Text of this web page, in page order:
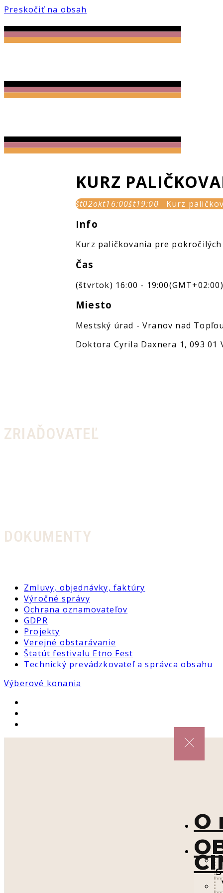
Preskočiť na obsah
KURZ
št02okt16:00št19:00 Kurz
Info
Kurz paličkovania pre
Čas
(štvrtok) 16:00 - 19:00(GMT+02:00)
Miesto
Mestský úrad - Vranov nad
Doktora Cyrila Daxnera 1, 093 01
ZRIAĎOVATEĽ
DOKUMENTY
Zmluvy, objednávky, faktúry
Výročné správy
Ochrana oznamovateľov
GDPR
Projekty
Verejné obstarávanie
Štatút festivalu Etno Fest
Technický prevádzkovateľ a správca obsahu
Výberové konania
O